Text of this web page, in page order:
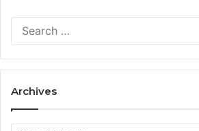
Archives